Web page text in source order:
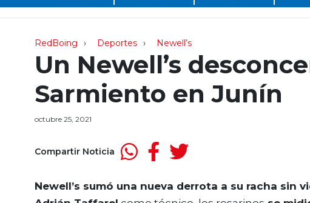
RedBoing Deportes Newell’s
Un Newell’s
Sarmiento en Junín
octubre 25, 2021
Compartir Noticia
Newell’s sumó una nueva derrota a su racha sin